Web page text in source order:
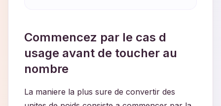
Commencez par le cas d
usage avant de toucher au
nombre
La maniere la plus sure de convertir des